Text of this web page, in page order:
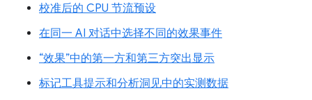
校准后的 CPU 节流预设
在同一 AI 对话中选择不同的效果事件
“效果”中的第一方和第三方突出显示
标记工具提示和分析洞见中的实测数据